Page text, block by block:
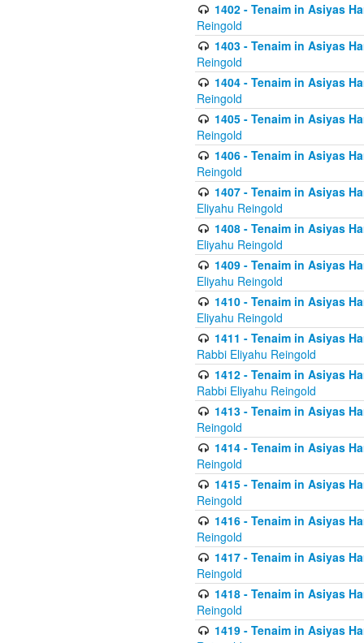
1402 - Tenaim in Asiyas
Reingold
1403 - Tenaim in Asiyas
Reingold
1404 - Tenaim in Asiyas
Reingold
1405 - Tenaim in Asiyas
Reingold
1406 - Tenaim in Asiyas
Reingold
1407 - Tenaim in Asiyas
Eliyahu Reingold
1408 - Tenaim in Asiyas
Eliyahu Reingold
1409 - Tenaim in Asiyas
Eliyahu Reingold
1410 - Tenaim in Asiyas
Eliyahu Reingold
1411 - Tenaim in Asiyas
Rabbi Eliyahu Reingold
1412 - Tenaim in Asiyas
Rabbi Eliyahu Reingold
1413 - Tenaim in Asiyas
Reingold
1414 - Tenaim in Asiyas
Reingold
1415 - Tenaim in Asiyas
Reingold
1416 - Tenaim in Asiyas
Reingold
1417 - Tenaim in Asiyas
Reingold
1418 - Tenaim in Asiyas
Reingold
1419 - Tenaim in Asiyas